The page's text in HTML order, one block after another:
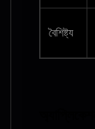
বৈশিষ্ট্য